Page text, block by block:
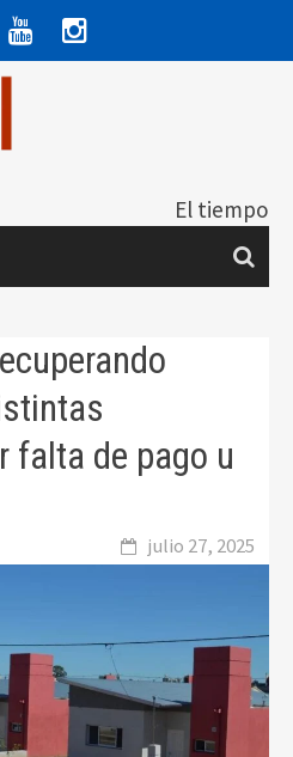
El tiempo
falta de pago u
julio 27, 2025